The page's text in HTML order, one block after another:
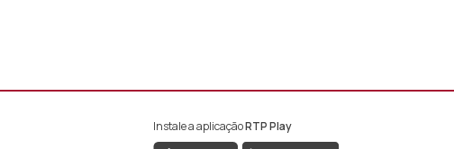
Instale a aplicaçãoRTP Play